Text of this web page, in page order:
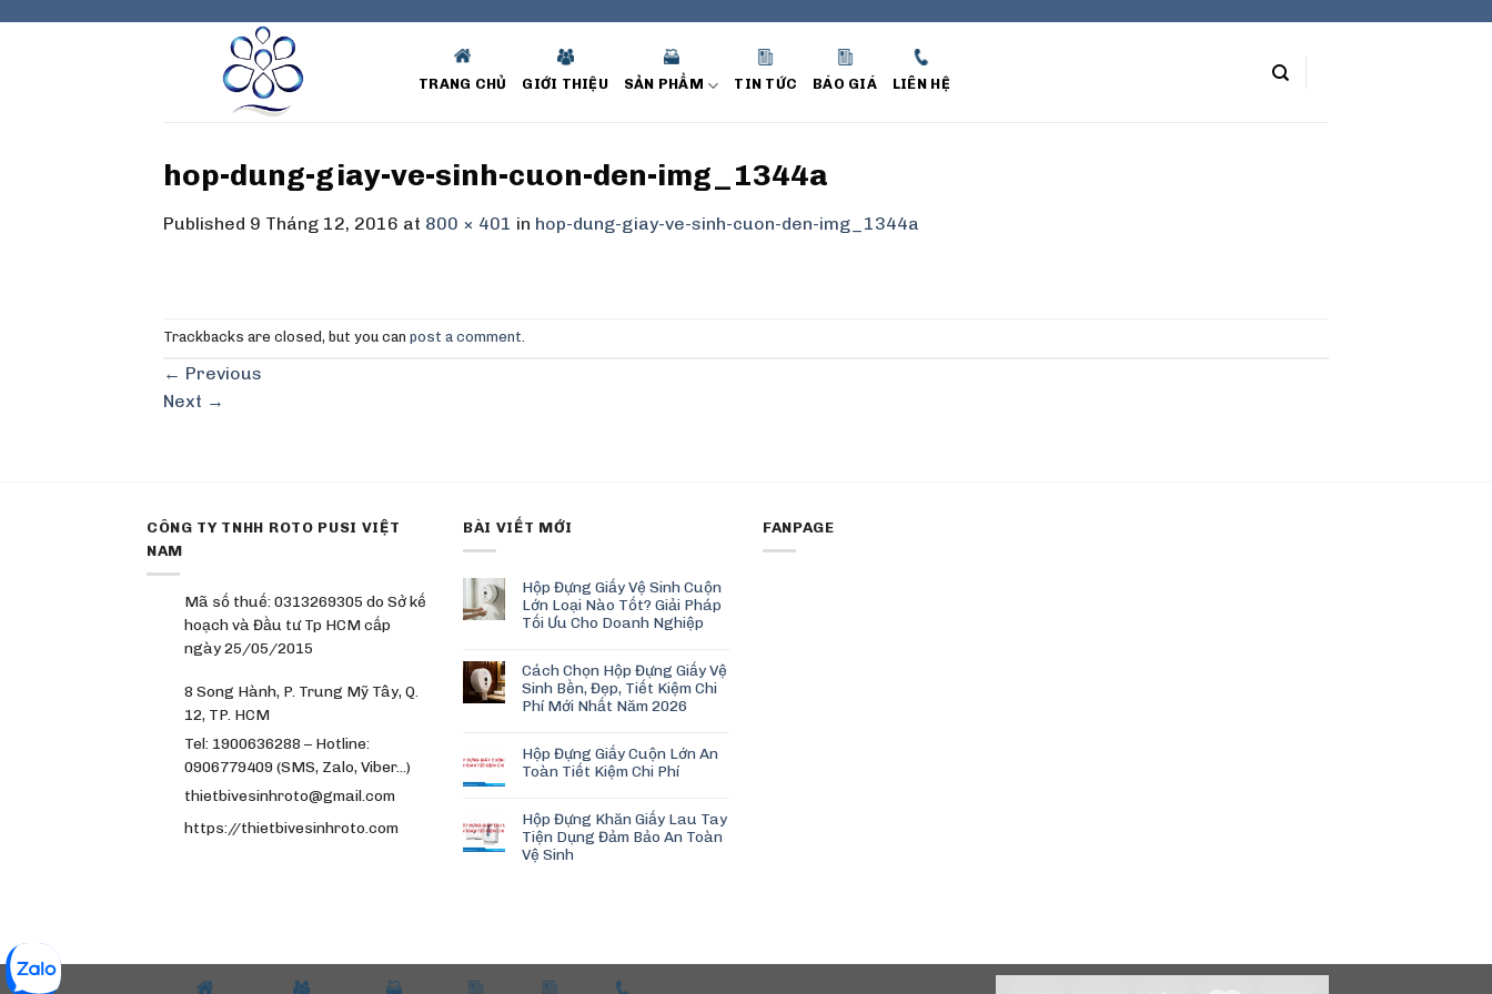
TRANG CHỦ GIỚI THIỆU SẢN PHẨM TIN TỨC BÁO GIÁ LIÊN HỆ
hop-dung-giay-ve-sinh-cuon-den-img_1344a
Published 9 Tháng 12, 2016 at 800 × 401 in hop-dung-giay-ve-sinh-cuon-den-img_1344a
Trackbacks are closed, but you can post a comment
← Previous
Next →
CÔNG TY TNHH ROTO PUSI VIỆT
NAM
Mã số thuế: 0313269305 do Sở kế
hoạch và Đầu tư Tp HCM cấp
ngày 25/05/2015
8 Song Hành, P. Trung Mỹ Tây, Q.
12, TP. HCM
Tel: 1900636288 – Hotline:
0906779409 (SMS, Zalo, Viber…)
thietbivesinhroto@gmail.com
https://thietbivesinhroto.com
BÀI VIẾT MỚI
Hộp Đựng Giấy Vệ Sinh Cuộn
Lớn Loại Nào Tốt? Giải Pháp
Tối Ưu Cho Doanh Nghiệp
Cách Chọn Hộp Đựng Giấy Vệ
Sinh Bền, Đẹp, Tiết Kiệm Chi
Phí Mới Nhất Năm 2026
Hộp Đựng Giấy Cuộn Lớn An
Toàn Tiết Kiệm Chi Phí
Hộp Đựng Khăn Giấy Lau Tay
Tiện Dụng Đảm Bảo An Toàn
Vệ Sinh
FANPAGE